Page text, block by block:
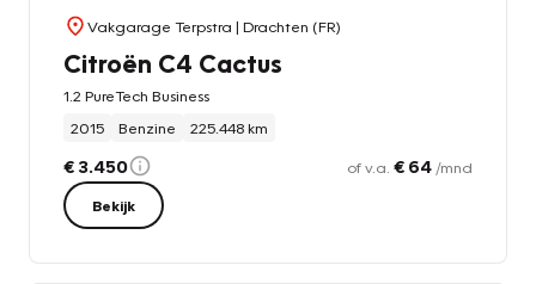
Vakgarage Terpstra | Drachten (FR)
Citroën C4 Cactus
1.2 PureTech Business
2015
Benzine 225.448 km
€ 3.450 of v.a. € 64 /mnd
Bekijk